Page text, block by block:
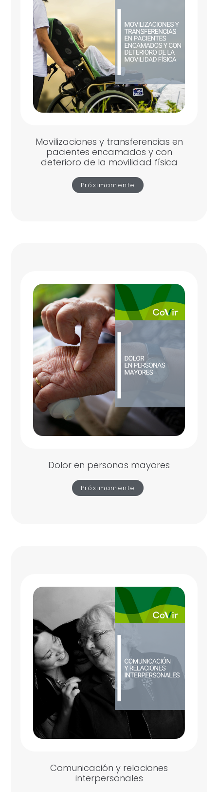
Movilizaciones y transferencias en
pacientes encamados y con
deterioro de la movilidad física
Próximamente
Dolor en personas mayores
Próximamente
Comunicación y relaciones
interpersonales